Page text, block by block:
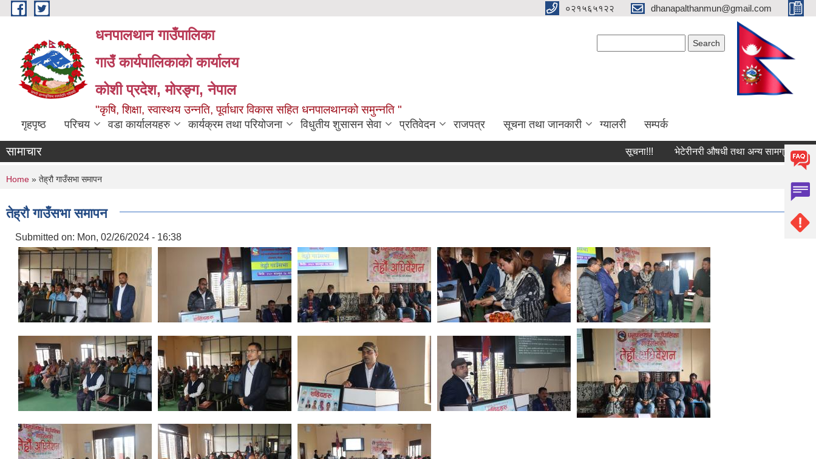
Skip to main content ०२१५६५१२२ dhanapalthanmun@gmail.com
धनपालथान गाउँपालिका
गाउँ कार्यपालिकाको कार्यालय
कोशी प्रदेश, मोरङ्ग, नेपाल
"कृषि, शिक्षा, स्वास्थय उन्नति, पूर्वाधार विकास सहित धनपालथानको समुन्नति "
गृहपृष्ठ परिचय वडा कार्यालयहरु कार्यक्रम तथा परियोजना विधुतीय शुसासन सेवा प्रतिवेदन राजपत्र सूचना तथा जानकारी ग्यालरी सम्पर्क
सामाचार सूचना!!! भेटेरीनरी औषधी तथा अन्य सामग्रीको
You are here
Home » तेह्रौ गाउँसभा समापन
तेह्रौ गाउँसभा समापन
Submitted on: Mon, 02/26/2024 - 16:38